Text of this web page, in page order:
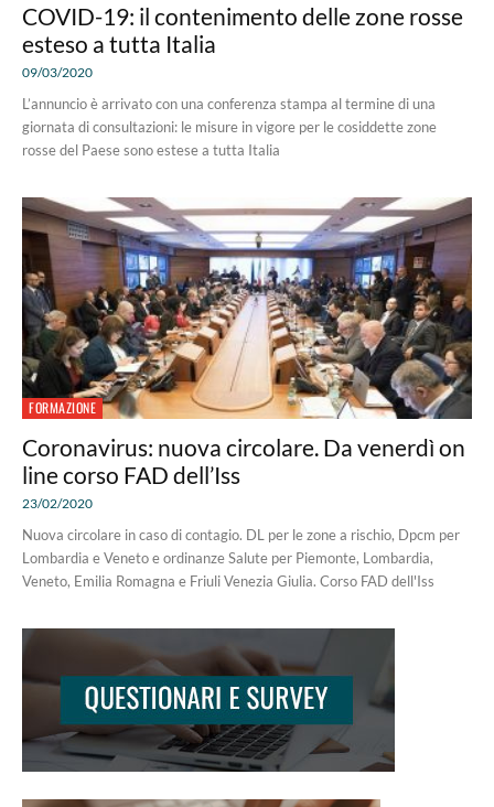
COVID-19: il contenimento delle zone rosse
esteso a tutta Italia
09/03/2020
L’annuncio è arrivato con una conferenza stampa al termine di una
giornata di consultazioni: le misure in vigore per le cosiddette zone
rosse del Paese sono estese a tutta Italia
FORMAZIONE
Coronavirus: nuova circolare. Da venerdì on
line corso FAD dell’Iss
23/02/2020
Nuova circolare in caso di contagio. DL per le zone a rischio, Dpcm per
Lombardia e Veneto e ordinanze Salute per Piemonte, Lombardia,
Veneto, Emilia Romagna e Friuli Venezia Giulia. Corso FAD dell'Iss